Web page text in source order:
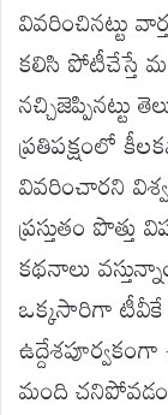
వివరించినట్టు
కలిసి పోటీచేస్తే
నచ్చిజెప్పినట్టు
ప్రతిపక్షంలో
వివరించారని
ప్రస్తుతం
కథనాలు
ఒక్కసారిగా టీవీకే
మంది